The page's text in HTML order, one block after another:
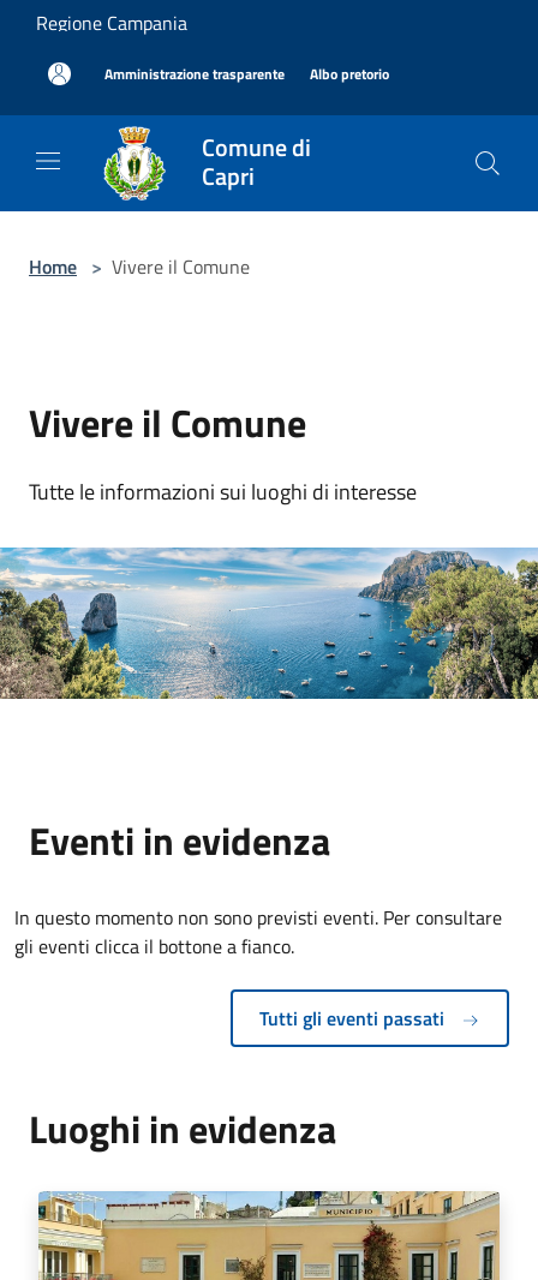
Salta al contenuto principale
Regione Campania
Amministrazione trasparente Albo pretorio
Comune di
Capri
Home > Vivere il Comune
Vivere il Comune
Tutte le informazioni sui luoghi di interesse
Eventi in evidenza
In questo momento non sono previsti eventi. Per consultare
gli eventi clicca il bottone a fianco.
Tutti gli eventi passati
Luoghi in evidenza